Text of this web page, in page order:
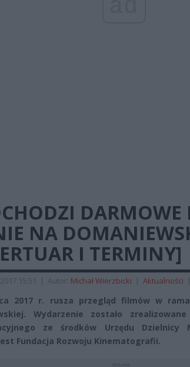
DARMOWE
NA
I TERMINY]
15:51 | Autor: Michał Wierzbicki | Aktualności |
2017 r. rusza przegląd filmów w
Wydarzenie zostało
ze środków Urzędu Dzielnicy
Fundacja Rozwoju Kinematografii.